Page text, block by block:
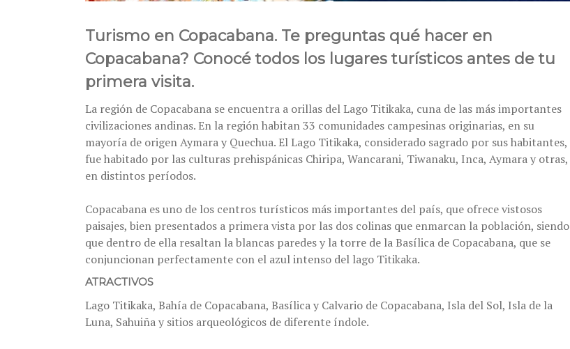
Turismo en Copacabana. Te preguntas qué hacer en
Copacabana? Conocé todos los lugares turísticos antes de tu
primera visita.
La región de Copacabana se encuentra a orillas del Lago Titikaka, cuna de las más importantes
civilizaciones andinas. En la región habitan 33 comunidades campesinas originarias, en su
mayoría de origen Aymara y Quechua. El Lago Titikaka, considerado sagrado por sus habitantes,
fue habitado por las culturas prehispánicas Chiripa, Wancarani, Tiwanaku, Inca, Aymara y otras,
en distintos períodos.
Copacabana es uno de los centros turísticos más importantes del país, que ofrece vistosos
paisajes, bien presentados a primera vista por las dos colinas que enmarcan la población, siendo
que dentro de ella resaltan la blancas paredes y la torre de la Basílica de Copacabana, que se
conjuncionan perfectamente con el azul intenso del lago Titikaka.
ATRACTIVOS
Lago Titikaka, Bahía de Copacabana, Basílica y Calvario de Copacabana, Isla del Sol, Isla de la
Luna, Sahuiña y sitios arqueológicos de diferente índole.